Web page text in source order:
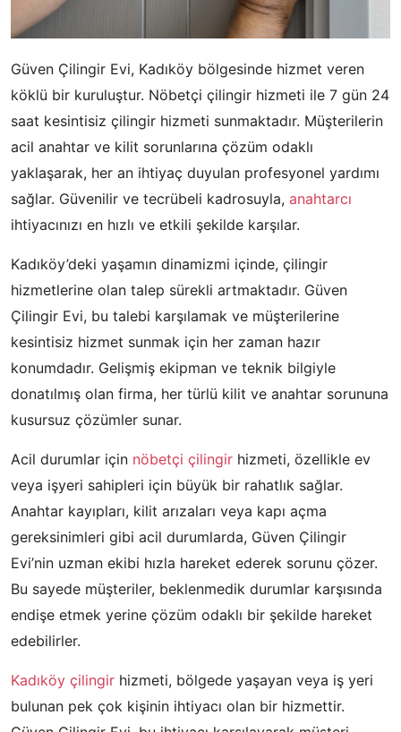
Güven Çilingir Evi, Kadıköy bölgesinde hizmet veren
köklü bir kuruluştur. Nöbetçi çilingir hizmeti ile 7 gün 24
saat kesintisiz çilingir hizmeti sunmaktadır. Müşterilerin
acil anahtar ve kilit sorunlarına çözüm odaklı
yaklaşarak, her an ihtiyaç duyulan profesyonel yardımı
sağlar. Güvenilir ve tecrübeli kadrosuyla, anahtarcı
ihtiyacınızı en hızlı ve etkili şekilde karşılar.
Kadıköy’deki yaşamın dinamizmi içinde, çilingir
hizmetlerine olan talep sürekli artmaktadır. Güven
Çilingir Evi, bu talebi karşılamak ve müşterilerine
kesintisiz hizmet sunmak için her zaman hazır
konumdadır. Gelişmiş ekipman ve teknik bilgiyle
donatılmış olan firma, her türlü kilit ve anahtar sorununa
kusursuz çözümler sunar.
Acil durumlar için nöbetçi çilingir hizmeti, özellikle ev
veya işyeri sahipleri için büyük bir rahatlık sağlar.
Anahtar kayıpları, kilit arızaları veya kapı açma
gereksinimleri gibi acil durumlarda, Güven Çilingir
Evi’nin uzman ekibi hızla hareket ederek sorunu çözer.
Bu sayede müşteriler, beklenmedik durumlar karşısında
endişe etmek yerine çözüm odaklı bir şekilde hareket
edebilirler.
Kadıköy çilingir hizmeti, bölgede yaşayan veya iş yeri
bulunan pek çok kişinin ihtiyacı olan bir hizmettir.